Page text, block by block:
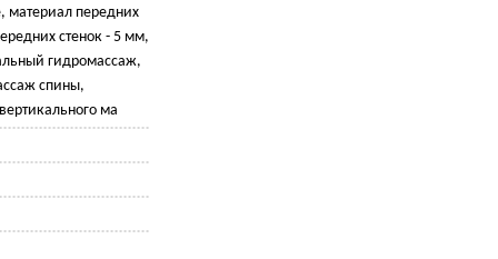
материал передних
стенок - 5 мм,
гидромассаж,
спины,
ма